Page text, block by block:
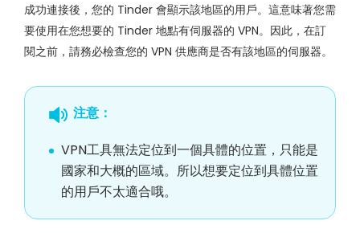
成功連接後，您的 Tinder 會顯示該地區的用戶。這意味著您需
要使用在您想要的 Tinder 地點有伺服器的 VPN。因此，在訂
閱之前，請務必檢查您的 VPN 供應商是否有該地區的伺服器。
注意：
VPN工具無法定位到一個具體的位置，只能是
國家和大概的區域。所以想要定位到具體位置
的用戶不太適合哦。